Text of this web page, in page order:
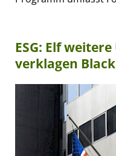
ESG: Elf
verklagen